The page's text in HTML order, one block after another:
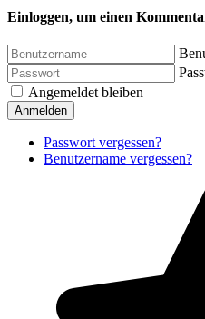
Einloggen, um einen
Angemeldet bleiben
Anmelden
Passwort vergessen?
Benutzername vergessen?